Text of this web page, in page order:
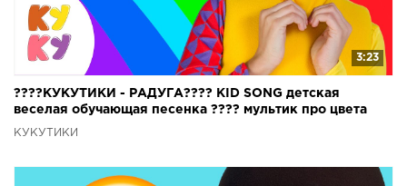
3:23
????КУКУТИКИ - РАДУГА???? KID SONG детская
веселая обучающая песенка ???? мультик про цвета
КУКУТИКИ